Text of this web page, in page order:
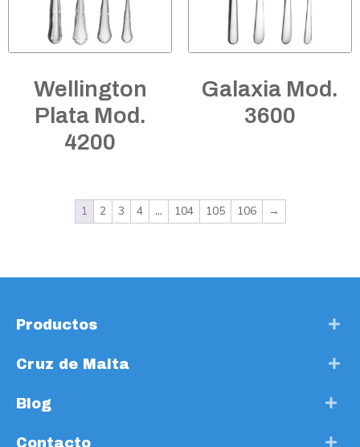
Wellington
Plata Mod.
4200
Galaxia Mod.
3600
1 2 3 4 … 104 105 106 →
Productos
Cruz de Malta
Blog
Contacto